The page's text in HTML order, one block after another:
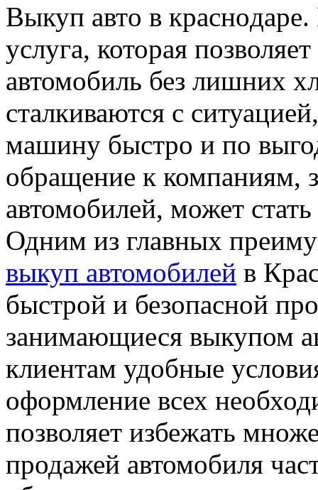
Выкуп aвтo в
услуга, которая
автомобиль без лишних
сталкиваются с
машину быстро и по
обращение к
автомобилей, может
Одним из главных
выкуп автомобилей в
быстрой и безопасной
занимающиеся выкупом
клиентам удобные
оформление всех
позволяет избежать
продажей автомобиля